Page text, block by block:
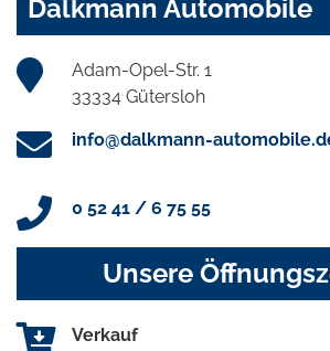
Dalkmann Automobile
Adam-Opel-Str. 1
33334 Gütersloh
info@dalkmann-
0 52 41 / 6 75 55
Unsere
Verkauf